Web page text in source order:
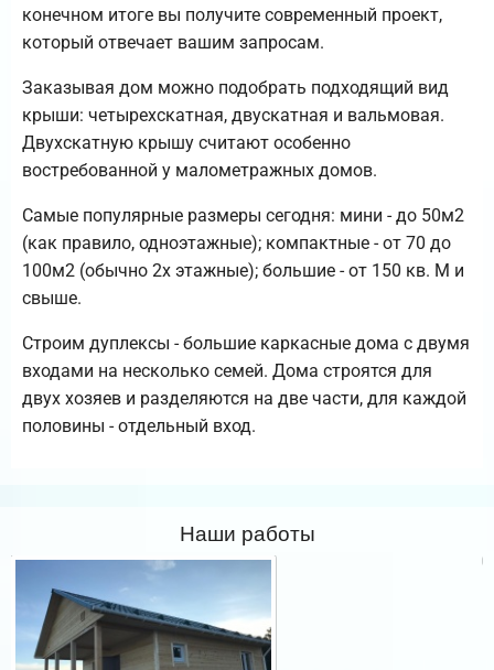
конечном итоге вы получите современный проект,
который отвечает вашим запросам.
Заказывая дом можно подобрать подходящий вид
крыши: четырехскатная, двускатная и вальмовая.
Двухскатную крышу считают особенно
востребованной у малометражных домов.
Самые популярные размеры сегодня: мини - до 50м2
(как правило, одноэтажные); компактные - от 70 до
100м2 (обычно 2х этажные); большие - от 150 кв. М и
свыше.
Строим дуплексы - большие каркасные дома с двумя
входами на несколько семей. Дома строятся для
двух хозяев и разделяются на две части, для каждой
половины - отдельный вход.
Наши работы